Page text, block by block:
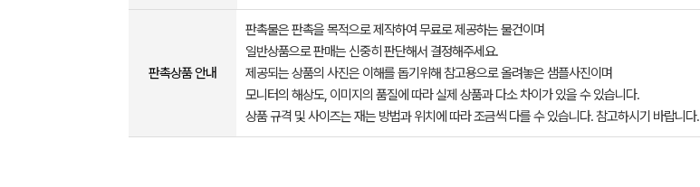
판촉상품 안내
판촉물은 판촉을 목적으로 제작하여 무료로 제공하는 물건이며
일반상품으로 판매는 신중히 판단해서 결정해주세요.
제공되는 상품의 사진은 이해를 돕기위해 참고용으로 올려놓은 샘플사진이며
모니터의 해상도, 이미지의 품질에 따라 실제 상품과 다소 차이가 있을 수 있습니다.
상품 규격 및 사이즈는 재는 방법과 위치에 따라 조금씩 다를 수 있습니다. 참고하시기 바랍니다.